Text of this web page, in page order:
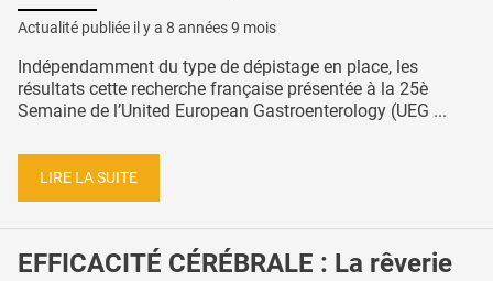
Actualité publiée il y a 8 années 9 mois
Indépendamment du type de dépistage en place, les
résultats cette recherche française présentée à la 25è
Semaine de l’United European Gastroenterology (UEG ...
LIRE LA SUITE
EFFICACITÉ CÉRÉBRALE : La rêverie